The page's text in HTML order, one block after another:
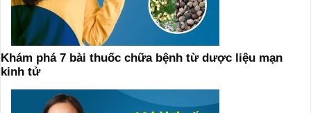
Khám phá 7 bài thuốc chữa bệnh từ dược liệu mạn
kinh tử